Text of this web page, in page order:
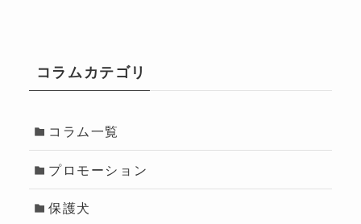
コラムカテゴリ
コラム一覧
プロモーション
保護犬